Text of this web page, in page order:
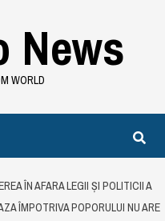
News
WORLD
ÎN AFARA LEGII ȘI POLITICII A
ÎMPOTRIVA POPORULUI NU ARE